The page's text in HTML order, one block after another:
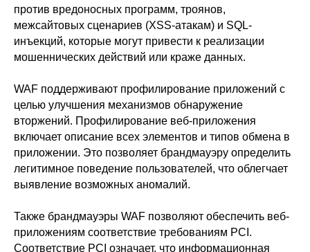
против вредоносных программ, троянов,
межсайтовых сценариев (XSS-атакам) и SQL-
инъекций, которые могут привести к реализации
мошеннических действий или краже данных.
WAF поддерживают профилирование приложений с
целью улучшения механизмов обнаружение
вторжений. Профилирование веб-приложения
включает описание всех элементов и типов обмена в
приложении. Это позволяет брандмауэру определить
легитимное поведение пользователей, что облегчает
выявление возможных аномалий.
Также брандмауэры WAF позволяют обеспечить веб-
приложениям соответствие требованиям PCI.
Соответствие PCI означает, что информационная